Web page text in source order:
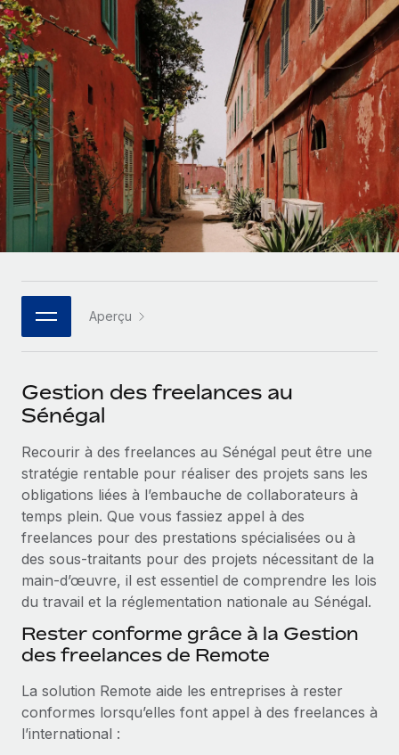
Gestion des freelances
Intégrez et gérez vos freelances partout dans le monde
PEO
Sous-traitez les opérations complexes liées à l’emploi
INFRASTRUCTURE
Intégration Remote
Intégrez vos RH aux flux de travail en toute simplicité
Plateforme
Connecter
Nouveau
Connectez n'importe quel outil d’IA à Remote grâce à
notre MCP
Intégrations
Rationalisez vos processus avec des outils essentiels
SERVICES
Demandez aux experts
Recevez des conseils d’experts sur les RH à
l’international et la conformité
Contrôles d’antécédents
Simplifiez vos processus de présélection des
candidats
Gardez un temps d’avance sur les risques en
matière de conformité
Comparer Remote
Examinez notre service par rapport aux autres
CROISSANCE
Start-ups
Des solutions agiles et internationales pour les RH et la
paie des entreprises en pleine croissance
Entreprises intermédiaires
Développez vos équipes avec des solutions RH sur
mesure
Entreprise
Les RH à l’international pour les grandes entreprises
Partenaires stratégiques de la tech
Intégrez les RH à l’international de manière flexible
Devenir partenaire
Explorez avec nous vos opportunités de partenariat
Remote Build Bientôt disponible
Conseil en intégrations et automatisations assistées par
ÉTUDES DE CAS
Calculateur de paiement des freelances
Découvrez les devises disponibles et les vitesses de
paiement pour vos freelances internationaux
APPRENDRE AVEC REMOTE
Recherche et guides
Études de cas
Checklists et modèles
Descriptions de postes
Événements
Données sur les salaires et les talents
Centre de ressources
Obtenir de l’aide
Voir toutes les ressources
BLOG
EOR et PEO
Nederlands
Français
Deutsch
Español
Italiano
Português (Portugal)
日本語
한국어
Connexion
Aperçu
Gestion des freelances au
Sénégal
Recourir à des freelances au Sénégal peut être une
stratégie rentable pour réaliser des projets sans les
obligations liées à l’embauche de collaborateurs à
temps plein. Que vous fassiez appel à des
freelances pour des prestations spécialisées ou à
des sous-traitants pour des projets nécessitant de la
main-d’œuvre, il est essentiel de comprendre les lois
du travail et la réglementation nationale au Sénégal.
Rester conforme grâce à la Gestion
des freelances de Remote
La solution Remote aide les entreprises à rester
conformes lorsqu’elles font appel à des freelances à
l’international :